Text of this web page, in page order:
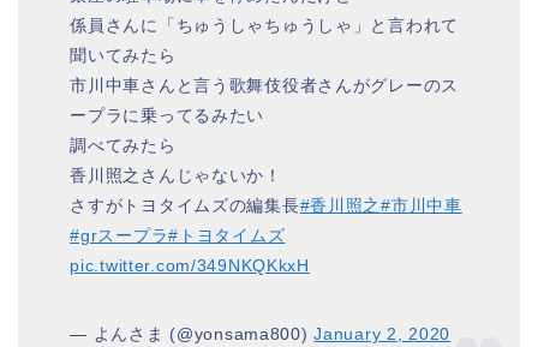
係員さんに「ちゅうしゃちゅうしゃ」と言われて
聞いてみたら
市川中車さんと言う歌舞伎役者さんがグレーのス
ープラに乗ってるみたい
調べてみたら
香川照之さんじゃないか！
さすがトヨタイムズの編集長#香川照之#市川中車
#grスープラ#トヨタイムズ
pic.twitter.com/349NKQKkxH
— よんさま (@yonsama800)January 2, 2020